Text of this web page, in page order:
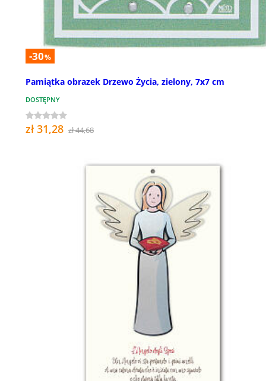
-30%
Pamiątka obrazek Drzewo Życia, zielony, 7x7 cm
DOSTĘPNY
zł 31,28 zł 44,68